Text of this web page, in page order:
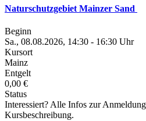
Naturschutzgebiet Mainzer Sand
Beginn
Sa., 08.08.2026, 14:30 - 16:30 Uhr
Kursort
Mainz
Entgelt
0,00 €
Status
Interessiert? Alle Infos zur
Kursbeschreibung.